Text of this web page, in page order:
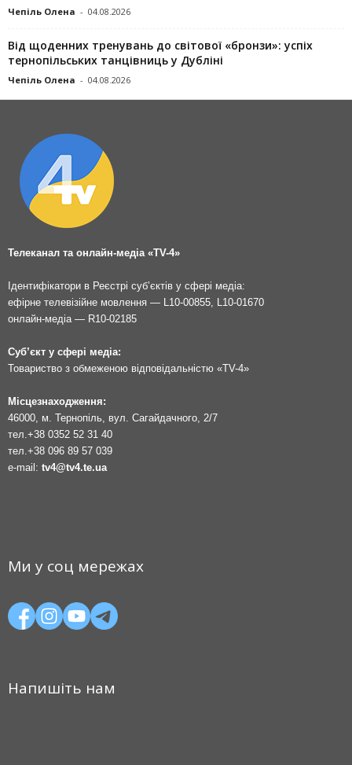
Чепіль Олена - 04.08.2026
Від щоденних тренувань до світової «бронзи»: успіх
тернопільських танцівниць у Дубліні
Чепіль Олена - 04.08.2026
Телеканал та онлайн-медіа «TV-4»
Ідентифікатори в Реєстрі суб’єктів у сфері медіа:
ефірне телевізійне мовлення — L10-00855, L10-01670
онлайн-медіа — R10-02185
Суб’єкт у сфері медіа:
Товариство з обмеженою відповідальністю «TV-4»
Місцезнаходження:
46000, м. Тернопіль, вул. Сагайдачного, 2/7
тел. +38 0352 52 31 40
тел. +38 096 89 57 039
e-mail: tv4@tv4.te.ua
Ми у соц мережах
Напишіть нам